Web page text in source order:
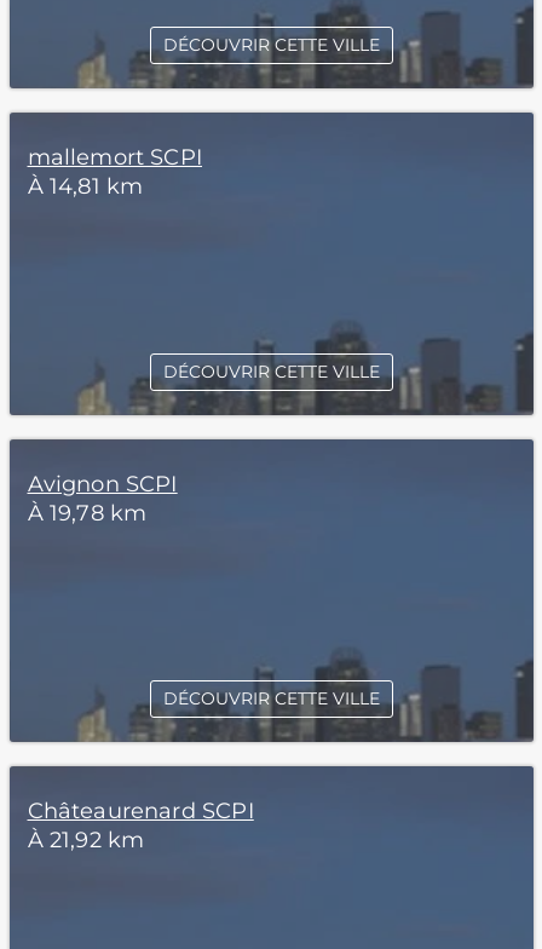
DÉCOUVRIR CETTE VILLE
mallemort SCPI
À 14,81 km
DÉCOUVRIR CETTE VILLE
Avignon SCPI
À 19,78 km
DÉCOUVRIR CETTE VILLE
Châteaurenard SCPI
À 21,92 km